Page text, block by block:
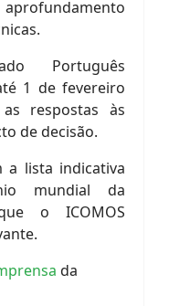
Português
1 de fevereiro
respostas às
de decisão.
a lista indicativa
mundial da
o ICOMOS
da